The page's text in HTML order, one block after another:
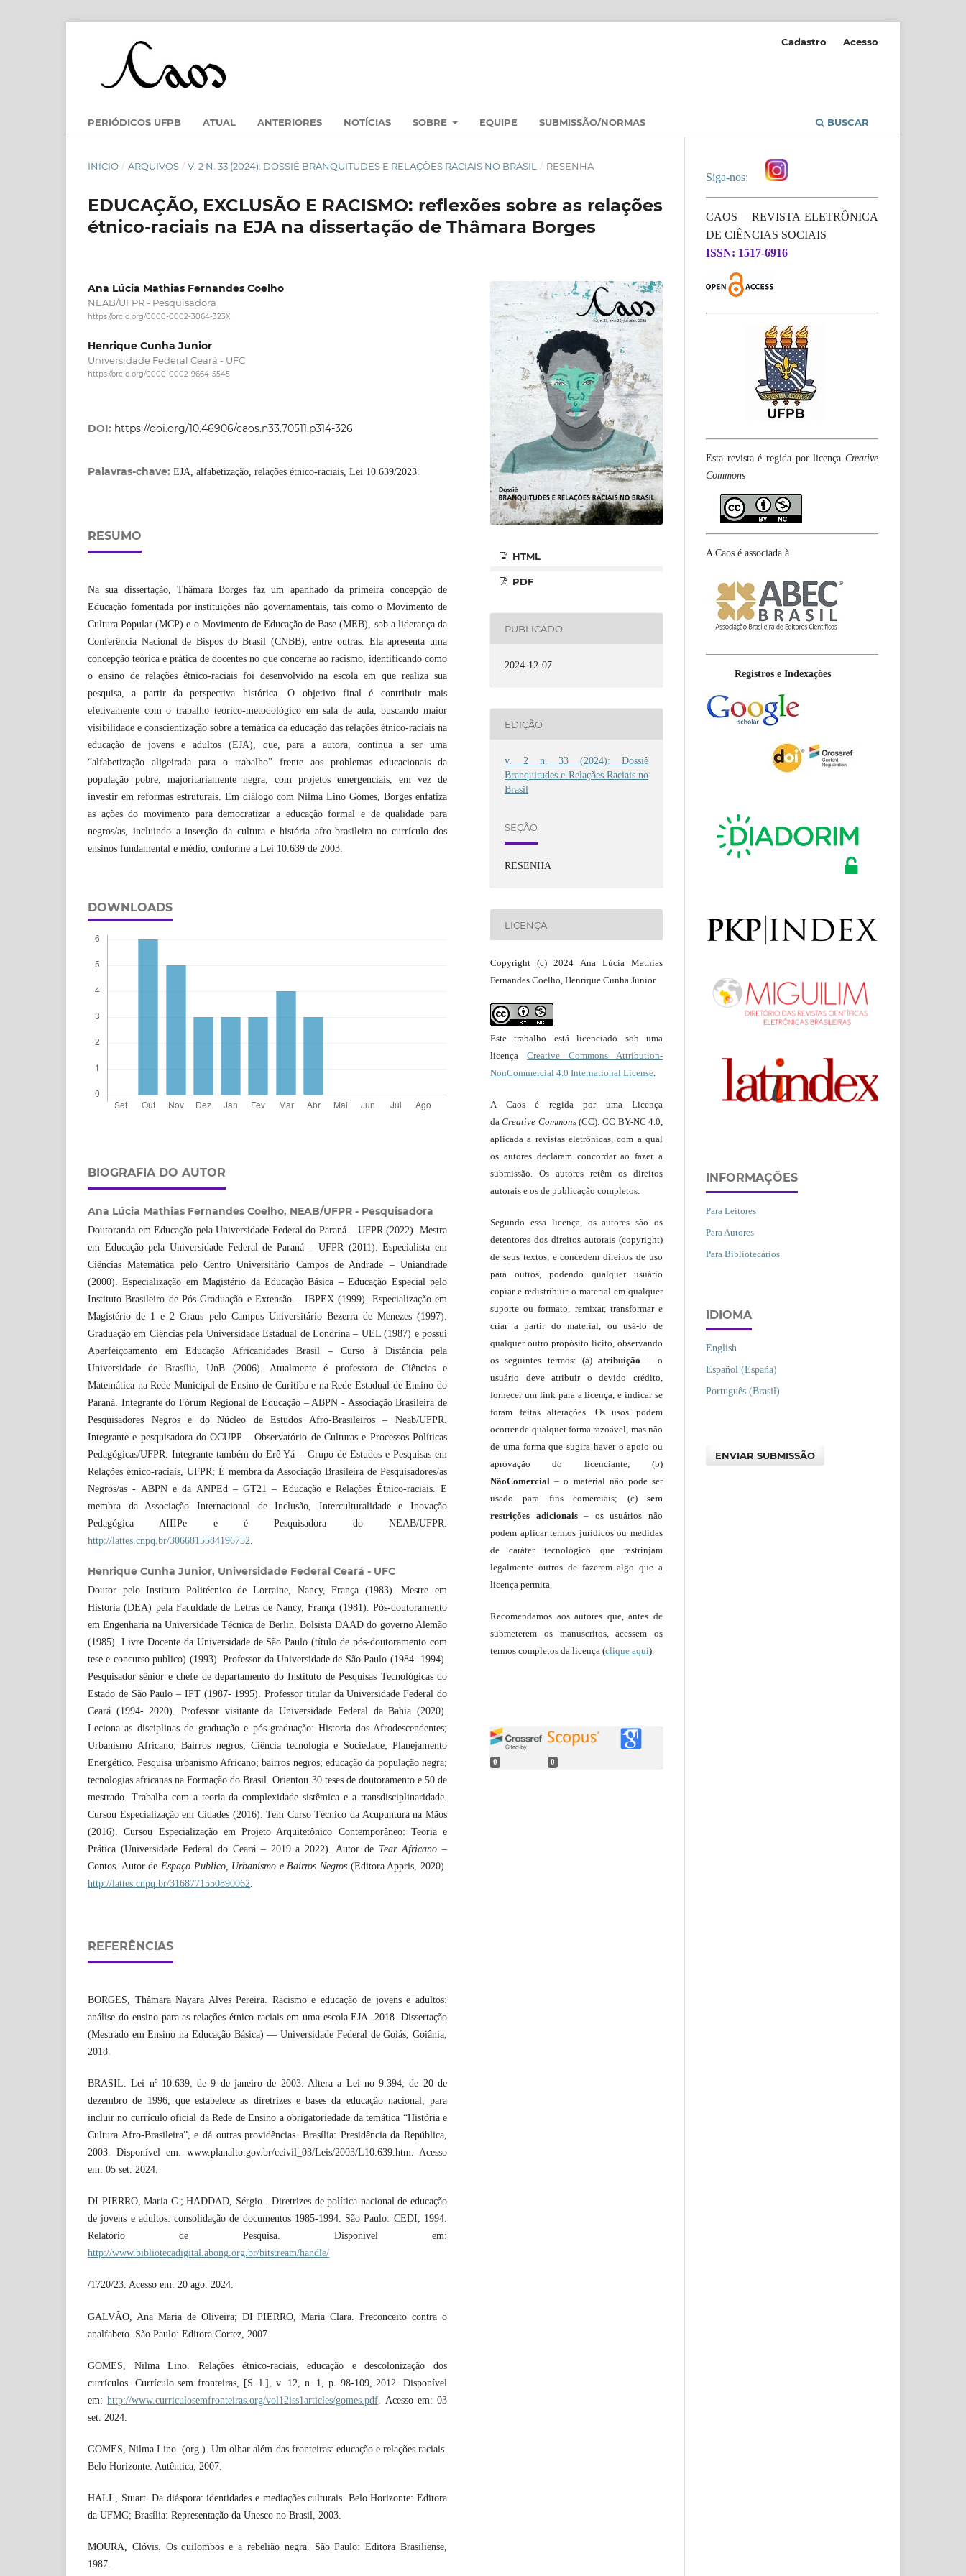
PERIÓDICOS UFPB ATUAL ANTERIORES NOTÍCIAS SOBRE EQUIPE SUBMISSÃO/NORMAS BUSCAR
Cadastro Acesso
INÍCIO / ARQUIVOS / V. 2 N. 33 (2024): DOSSIÊ BRANQUITUDES E RELAÇÕES RACIAIS NO BRASIL / RESENHA
EDUCAÇÃO, EXCLUSÃO E RACISMO: reflexões sobre as relações
étnico-raciais na EJA na dissertação de Thâmara Borges
Ana Lúcia Mathias Fernandes Coelho
NEAB/UFPR - Pesquisadora
https://orcid.org/0000-0002-3064-323X
Henrique Cunha Junior
Universidade Federal Ceará - UFC
https://orcid.org/0000-0002-9664-5545
DOI: https://doi.org/10.46906/caos.n33.70511.p314-326
Palavras-chave: EJA, alfabetização, relações étnico-raciais, Lei 10.639/2023.
RESUMO
Na sua dissertação, Thâmara Borges faz um apanhado da primeira concepção de
Educação fomentada por instituições não governamentais, tais como o Movimento de
Cultura Popular (MCP) e o Movimento de Educação de Base (MEB), sob a liderança da
Conferência Nacional de Bispos do Brasil (CNBB), entre outras. Ela apresenta uma
concepção teórica e prática de docentes no que concerne ao racismo, identificando como
o ensino de relações étnico-raciais foi desenvolvido na escola em que realiza sua
pesquisa, a partir da perspectiva histórica. O objetivo final é contribuir mais
efetivamente com o trabalho teórico-metodológico em sala de aula, buscando maior
visibilidade e conscientização sobre a temática da educação das relações étnico-raciais na
educação de jovens e adultos (EJA), que, para a autora, continua a ser uma
“alfabetização aligeirada para o trabalho” frente aos problemas educacionais da
população pobre, majoritariamente negra, com projetos emergenciais, em vez de
investir em reformas estruturais. Em diálogo com Nilma Lino Gomes, Borges enfatiza
as ações do movimento para democratizar a educação formal e de qualidade para
negros/as, incluindo a inserção da cultura e história afro-brasileira no currículo dos
ensinos fundamental e médio, conforme a Lei 10.639 de 2003.
DOWNLOADS
BIOGRAFIA DO AUTOR
Ana Lúcia Mathias Fernandes Coelho, NEAB/UFPR - Pesquisadora
Doutoranda em Educação pela Universidade Federal do Paraná – UFPR (2022). Mestra
em Educação pela Universidade Federal de Paraná – UFPR (2011). Especialista em
Ciências Matemática pelo Centro Universitário Campos de Andrade – Uniandrade
(2000). Especialização em Magistério da Educação Básica – Educação Especial pelo
Instituto Brasileiro de Pós-Graduação e Extensão – IBPEX (1999). Especialização em
Magistério de 1 e 2 Graus pelo Campus Universitário Bezerra de Menezes (1997).
Graduação em Ciências pela Universidade Estadual de Londrina – UEL (1987) e possui
Aperfeiçoamento em Educação Africanidades Brasil – Curso à Distância pela
Universidade de Brasília, UnB (2006). Atualmente é professora de Ciências e
Matemática na Rede Municipal de Ensino de Curitiba e na Rede Estadual de Ensino do
Paraná. Integrante do Fórum Regional de Educação – ABPN - Associação Brasileira de
Pesquisadores Negros e do Núcleo de Estudos Afro-Brasileiros – Neab/UFPR.
Integrante e pesquisadora do OCUPP – Observatório de Culturas e Processos Políticas
Pedagógicas/UFPR. Integrante também do Erê Yá – Grupo de Estudos e Pesquisas em
Relações étnico-raciais, UFPR; É membra da Associação Brasileira de Pesquisadores/as
Negros/as - ABPN e da ANPEd – GT21 – Educação e Relações Étnico-raciais. E
membra da Associação Internacional de Inclusão, Interculturalidade e Inovação
Pedagógica AIIIPe e é Pesquisadora do NEAB/UFPR.
http://lattes.cnpq.br/3066815584196752.
Henrique Cunha Junior, Universidade Federal Ceará - UFC
Doutor pelo Instituto Politécnico de Lorraine, Nancy, França (1983). Mestre em
Historia (DEA) pela Faculdade de Letras de Nancy, França (1981). Pós-doutoramento
em Engenharia na Universidade Técnica de Berlin. Bolsista DAAD do governo Alemão
(1985). Livre Docente da Universidade de São Paulo (título de pós-doutoramento com
tese e concurso publico) (1993). Professor da Universidade de São Paulo (1984- 1994).
Pesquisador sênior e chefe de departamento do Instituto de Pesquisas Tecnológicas do
Estado de São Paulo – IPT (1987- 1995). Professor titular da Universidade Federal do
Ceará (1994- 2020). Professor visitante da Universidade Federal da Bahia (2020).
Leciona as disciplinas de graduação e pós-graduação: Historia dos Afrodescendentes;
Urbanismo Africano; Bairros negros; Ciência tecnologia e Sociedade; Planejamento
Energético. Pesquisa urbanismo Africano; bairros negros; educação da população negra;
tecnologias africanas na Formação do Brasil. Orientou 30 teses de doutoramento e 50 de
mestrado. Trabalha com a teoria da complexidade sistêmica e a transdisciplinaridade.
Cursou Especialização em Cidades (2016). Tem Curso Técnico da Acupuntura na Mãos
(2016). Cursou Especialização em Projeto Arquitetônico Contemporâneo: Teoria e
Prática (Universidade Federal do Ceará – 2019 a 2022). Autor de Tear Africano –
Contos. Autor de Espaço Publico, Urbanismo e Bairros Negros (Editora Appris, 2020).
http://lattes.cnpq.br/3168771550890062.
REFERÊNCIAS
BORGES, Thâmara Nayara Alves Pereira. Racismo e educação de jovens e adultos:
análise do ensino para as relações étnico-raciais em uma escola EJA. 2018. Dissertação
(Mestrado em Ensino na Educação Básica) — Universidade Federal de Goiás, Goiânia,
2018.
BRASIL. Lei nº 10.639, de 9 de janeiro de 2003. Altera a Lei no 9.394, de 20 de
dezembro de 1996, que estabelece as diretrizes e bases da educação nacional, para
incluir no currículo oficial da Rede de Ensino a obrigatoriedade da temática “História e
Cultura Afro-Brasileira”, e dá outras providências. Brasília: Presidência da República,
2003. Disponível em: www.planalto.gov.br/ccivil_03/Leis/2003/L10.639.htm. Acesso
em: 05 set. 2024.
DI PIERRO, Maria C.; HADDAD, Sérgio . Diretrizes de política nacional de educação
de jovens e adultos: consolidação de documentos 1985-1994. São Paulo: CEDI, 1994.
Relatório de Pesquisa. Disponível em:
http://www.bibliotecadigital.abong.org.br/bitstream/handle/
/1720/23. Acesso em: 20 ago. 2024.
GALVÃO, Ana Maria de Oliveira; DI PIERRO, Maria Clara. Preconceito contra o
analfabeto. São Paulo: Editora Cortez, 2007.
GOMES, Nilma Lino. Relações étnico-raciais, educação e descolonização dos
currículos. Currículo sem fronteiras, [S. l.], v. 12, n. 1, p. 98-109, 2012. Disponível
em:http://www.curriculosemfronteiras.org/vol12iss1articles/gomes.pdf . Acesso em: 03
set. 2024.
GOMES, Nilma Lino. (org.). Um olhar além das fronteiras: educação e relações raciais.
Belo Horizonte: Autêntica, 2007.
HALL, Stuart. Da diáspora: identidades e mediações culturais. Belo Horizonte: Editora
da UFMG; Brasília: Representação da Unesco no Brasil, 2003.
MOURA, Clóvis. Os quilombos e a rebelião negra. São Paulo: Editora Brasiliense,
1987.
HTML
PDF
PUBLICADO
2024-12-07
EDIÇÃO
v. 2 n. 33 (2024): Dossiê
Branquitudes e Relações Raciais no
Brasil
SEÇÃO
RESENHA
LICENÇA
Copyright (c) 2024 Ana Lúcia Mathias
Fernandes Coelho, Henrique Cunha Junior
Este trabalho está licenciado sob uma
licença Creative Commons Attribution-
NonCommercial 4.0 International License.
A Caos é regida por uma Licença
daCreative Commons(CC): CC BY-NC 4.0,
aplicada a revistas eletrônicas, com a qual
os autores declaram concordar ao fazer a
submissão. Os autores retêm os direitos
autorais e os de publicação completos.
Segundo essa licença, os autores são os
detentores dos direitos autorais (copyright)
de seus textos, e concedem direitos de uso
para outros, podendo qualquer usuário
copiar e redistribuir o material em qualquer
suporte ou formato, remixar, transformar e
criar a partir do material, ou usá-lo de
qualquer outro propósito lícito, observando
os seguintes termos: (a)atribuição – o
usuário deve atribuir o devido crédito,
fornecer um link para a licença, e indicar se
foram feitas alterações. Os usos podem
ocorrer de qualquer forma razoável, mas não
de uma forma que sugira haver o apoio ou
aprovação do licenciante; (b)
NãoComercial – o material não pode ser
usado para fins comerciais; (c) sem
restrições adicionais– os usuários não
podem aplicar termos jurídicos ou medidas
de caráter tecnológico que restrinjam
legalmente outros de fazerem algo que a
licença permita.
Recomendamos aos autores que, antes de
submeterem os manuscritos, acessem os
termos completos da licença (clique aqui).
0 0
Siga-nos:
CAOS – REVISTA ELETRÔNICA
DE CIÊNCIAS SOCIAIS
ISSN: 1517-6916
Esta revista é regida por licença Creative
Commons
A Caos é associada à
Registros e Indexações
INFORMAÇÕES
Para Leitores
Para Autores
Para Bibliotecários
IDIOMA
English
Español (España)
Português (Brasil)
ENVIAR SUBMISSÃO